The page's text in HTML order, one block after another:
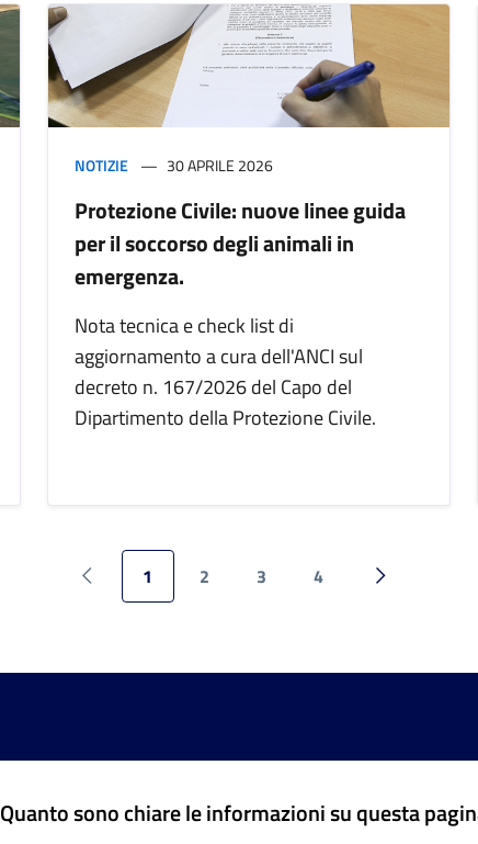
NOTIZIE 30 APRILE 2026
Protezione Civile: nuove linee guida
per il soccorso degli animali in
emergenza.
Nota tecnica e check list di
aggiornamento a cura dell'ANCI sul
decreto n. 167/2026 del Capo del
Dipartimento della Protezione Civile.
Pagina precedente
1 2 3 4
Pagina
Quanto sono chiare le informazioni su questa